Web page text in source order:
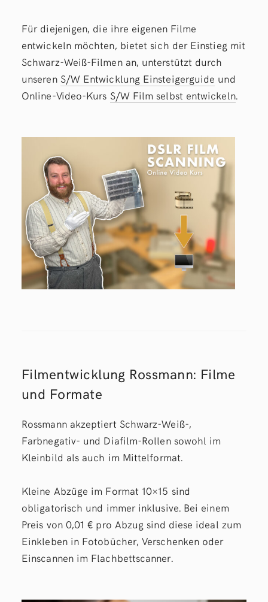
Für diejenigen, die ihre eigenen Filme
entwickeln möchten, bietet sich der Einstieg mit
Schwarz-Weiß-Filmen an, unterstützt durch
unseren S/W Entwicklung Einsteigerguide und
Online-Video-Kurs S/W Film selbst entwickeln.
Filmentwicklung Rossmann: Filme
und Formate
Rossmann akzeptiert Schwarz-Weiß-,
Farbnegativ- und Diafilm-Rollen sowohl im
Kleinbild als auch im Mittelformat.
Kleine Abzüge im Format 10×15 sind
obligatorisch und immer inklusive. Bei einem
Preis von 0,01 € pro Abzug sind diese ideal zum
Einkleben in Fotobücher, Verschenken oder
Einscannen im Flachbettscanner.